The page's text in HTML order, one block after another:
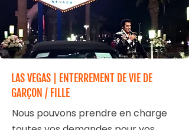
LAS VEGAS | ENTERREMENT DE VIE DE
GARÇON / FILLE
Nous pouvons prendre en charge